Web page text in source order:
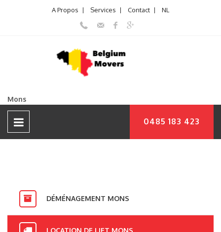
A Propos Services Contact NL
Mons
0485 183 423
DÉMÉNAGEMENT MONS
LOCATION DE LIFT MONS